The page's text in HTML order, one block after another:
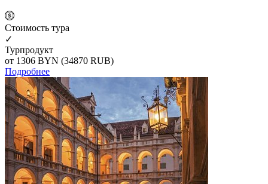
Cтоимость тура
✓
Турпродукт
от 1306 BYN (34870 RUB)
Подробнее